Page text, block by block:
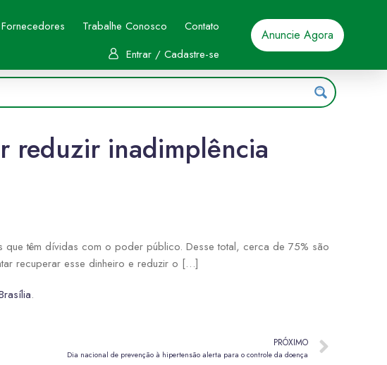
Trabalhe Conosco
Contato
Entrar / Cadastre-se
Anuncie Agora
reduzir inadimplência
têm dívidas com o poder público. Desse total, cerca de 75% são
recuperar esse dinheiro e reduzir o […]
.
PRÓXIMO
Dia nacional de prevenção à hipertensão alerta para o controle da doença